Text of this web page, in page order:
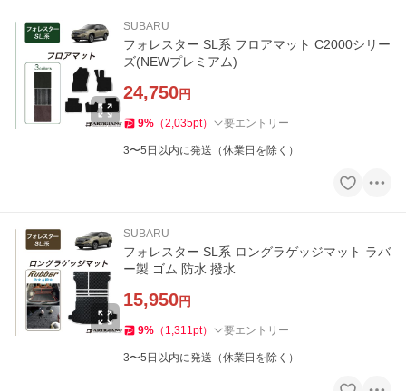
SUBARU
フォレスター SL系 フロアマット C2000シリー
ズ(NEWプレミアム)
24,750円
9% （2,035pt） 要エントリー
3〜5日以内に発送（休業日を除く）
SUBARU
フォレスター SL系 ロングラゲッジマット ラバ
ー製 ゴム 防水 撥水
15,950円
9% （ 1,311pt） 要エントリー
3〜5日以内に発送（休業日を除く）